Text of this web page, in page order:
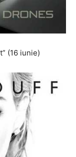
(16 iunie)